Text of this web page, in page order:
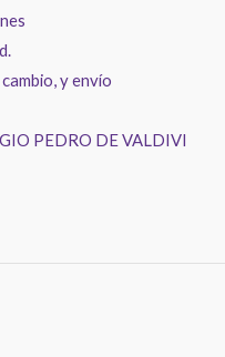
y envío
PEDRO DE VALDIVI